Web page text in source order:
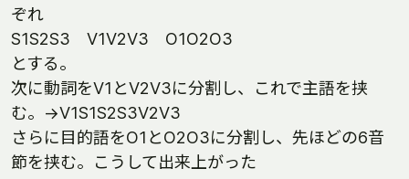
ぞれ
S1S2S3 V1V2V3 O1O2O3
とする。
次に動詞をV1とV2V3に分割し、これで主語を挟
む。→V1S1S2S3V2V3
さらに目的語をO1とO2O3に分割し、先ほどの6音
節を挟む。こうして出来上がった